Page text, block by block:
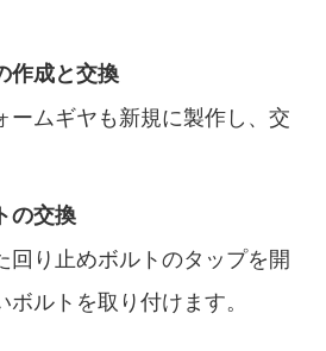
作成と交換
ームギヤも新規に製作し、交
の交換
回り止めボルトのタップを開
ルトを取り付けます。